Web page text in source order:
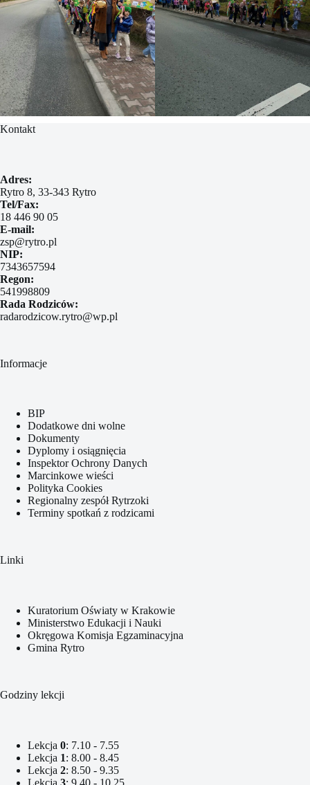
Kontakt
Adres:
Rytro 8, 33-343 Rytro
Tel/Fax:
18 446 90 05
E-mail:
zsp@rytro.pl
NIP:
7343657594
Regon:
541998809
Rada Rodziców:
radarodzicow.rytro@wp.pl
Informacje
BIP
Dodatkowe dni wolne
Dokumenty
Dyplomy i osiągnięcia
Inspektor Ochrony Danych
Marcinkowe wieści
Polityka Cookies
Regionalny zespół Rytrzoki
Terminy spotkań z rodzicami
Linki
Kuratorium Oświaty w Krakowie
Ministerstwo Edukacji i Nauki
Okręgowa Komisja Egzaminacyjna
Gmina Rytro
Godziny lekcji
Lekcja 0: 7.10 - 7.55
Lekcja 1: 8.00 - 8.45
Lekcja 2: 8.50 - 9.35
Lekcja 3: 9.40 - 10.25